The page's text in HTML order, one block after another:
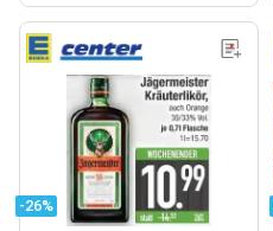
-26%